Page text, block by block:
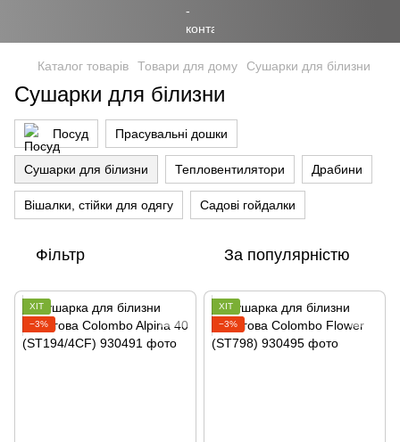
Каталог товарів Товари для дому Сушарки для білизни
Сушарки для білизни
Посуд Прасувальні дошки
Сушарки для білизни Тепловентилятори Драбини
Вішалки, стійки для одягу Садові гойдалки
Фільтр За популярністю
ХІТ
−3%
ХІТ
−3%